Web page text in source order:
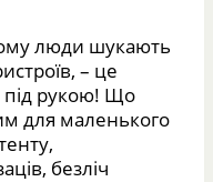
люди шукають
– це
під рукою! Що
для маленького
безліч